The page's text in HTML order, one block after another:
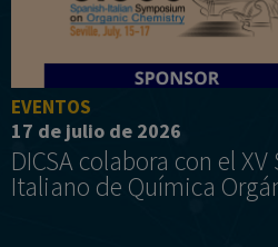
EVENTOS
17 de julio de 2026
DICSA colabora con el
Italiano de Química